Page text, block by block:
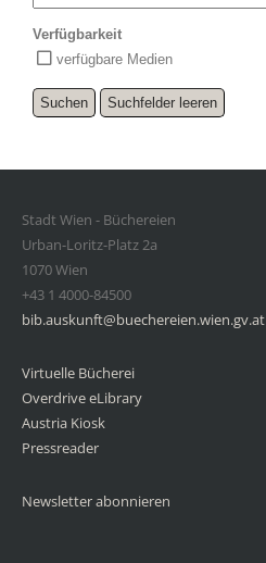
Verfügbarkeit
verfügbare Medien
Stadt Wien - Büchereien
Urban-Loritz-Platz 2a
1070 Wien
+43 1 4000-84500
bib.auskunft@buechereien.wien.gv.at
Virtuelle Bücherei
Overdrive eLibrary
Austria Kiosk
Pressreader
Newsletter abonnieren